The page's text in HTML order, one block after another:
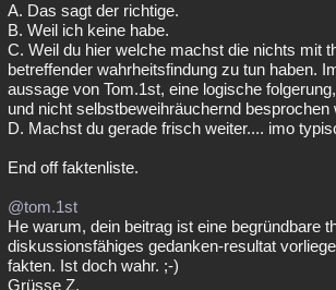
A. Das sagt der richtige.
B. Weil ich keine habe.
C. Weil du hier welche machst die nichts mit
betreffender wahrheitsfindung zu tun haben.
aussage von Tom.1st, eine logische
und nicht selbstbeweihräuchernd besprochen
D. Machst du gerade frisch weiter.... imo
End off faktenliste.
@tom.1st
He warum, dein beitrag ist eine begründbare
diskussionsfähiges gedanken-resultat
fakten. Ist doch wahr. ;-)
Grüsse Z.